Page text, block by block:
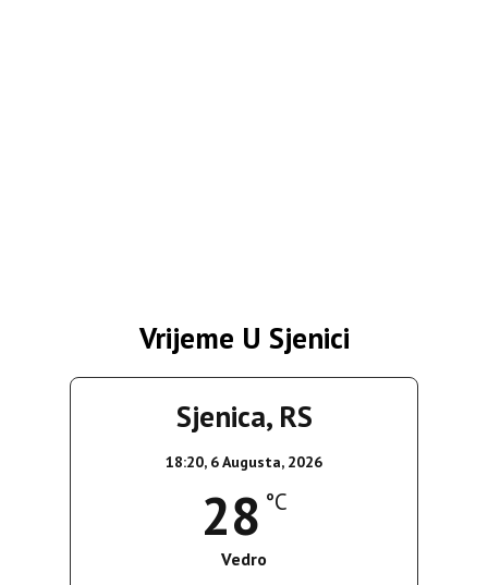
Vrijeme U Sjenici
Sjenica, RS
18:20, 6 Augusta, 2026
28 °C
Vedro